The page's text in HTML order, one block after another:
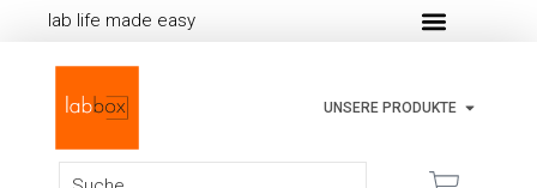
lab life made easy
UNSERE PRODUKTE